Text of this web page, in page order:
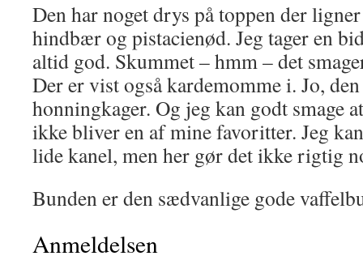
Den har noget drys på toppen der
hindbær og pistacienød. Jeg tager en
altid god. Skummet – hmm – det
Der er vist også kardemomme i. Jo,
honningkager. Og jeg kan godt smage
ikke bliver en af mine favoritter. Jeg
lide kanel, men her gør det ikke rigtig
Bunden er den sædvanlige gode
Anmeldelsen